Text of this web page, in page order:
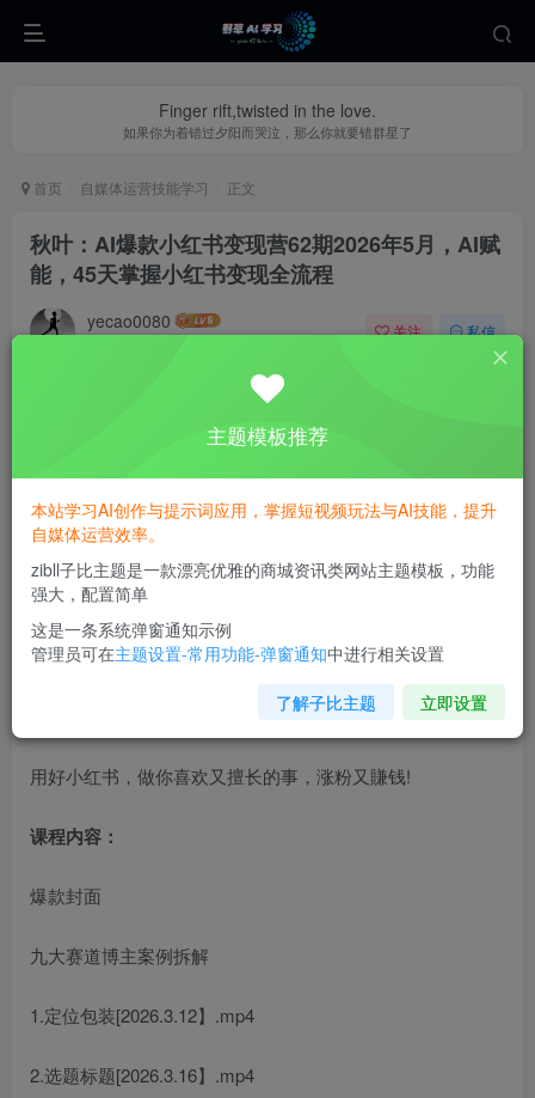
Finger rift,twisted in the love.
如果你为着错过夕阳而哭泣，那么你就要错群星了
首页 自媒体运营技能学习 正文
秋叶：AI爆款小红书变现营62期2026年5月，AI赋
能，45天掌握小红书变现全流程
yecao0080 关注 私信
5月24更新62期，秋叶老师的课。强烈推荐！！！26年最强
用好小红书，做你喜欢又擅长的事，涨粉又賺钱!
课程内容：
爆款封面
九大赛道博主案例拆解
1.定位包装[2026.3.12】.mp4
2.选题标题[2026.3.16】.mp4
主题模板推荐
本站学习AI创作与提示词应用，掌握短视频玩法与AI技能，提升
自媒体运营效率。
zibll子比主题是一款漂亮优雅的商城资讯类网站主题模板，功能
强大，配置简单
这是一条系统弹窗通知示例
管理员可在主题设置-常用功能-弹窗通知中进行相关设置
了解子比主题 立即设置